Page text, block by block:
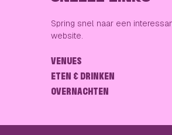
Spring snel naar een
website.
VENUES
ETEN & DRINKEN
OVERNACHTEN